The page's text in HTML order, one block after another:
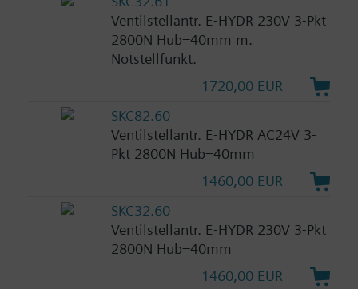
Ventilstellantr. E-HYDR 230V 3-Pkt
2800N Hub=40mm m.
Notstellfunkt.
1720,00 EUR
SKC82.60
Ventilstellantr. E-HYDR AC24V 3-
Pkt 2800N Hub=40mm
1460,00 EUR
SKC32.60
Ventilstellantr. E-HYDR 230V 3-Pkt
2800N Hub=40mm
1460,00 EUR